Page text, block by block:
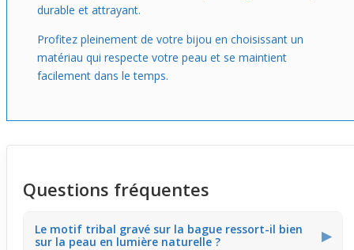
durable et attrayant.
Profitez pleinement de votre bijou en choisissant un
matériau qui respecte votre peau et se maintient
facilement dans le temps.
Questions fréquentes
Le motif tribal gravé sur la bague ressort-il bien
sur la peau en lumière naturelle ?
▶